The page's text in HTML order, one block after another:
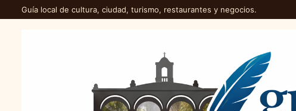
Guía local de cultura, ciudad, turismo, restaurantes y negocios.